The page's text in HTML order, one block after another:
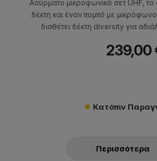
Ασύρματο μικροφωνικό σετ UHF, το
δέκτη και έναν πομπό με
διαθέτει δέκτη diversity για
frequency resp.
239,00
Κατόπιν
Περισσότερα